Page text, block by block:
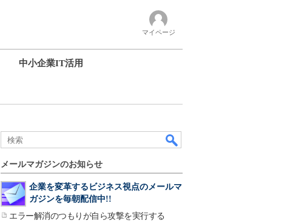
マイページ
中小企業IT活用
メールマガジンのお知らせ
企業を変革するビジネス視点のメールマ
ガジンを毎朝配信中!!
エラー解消のつもりが自ら攻撃を実行する